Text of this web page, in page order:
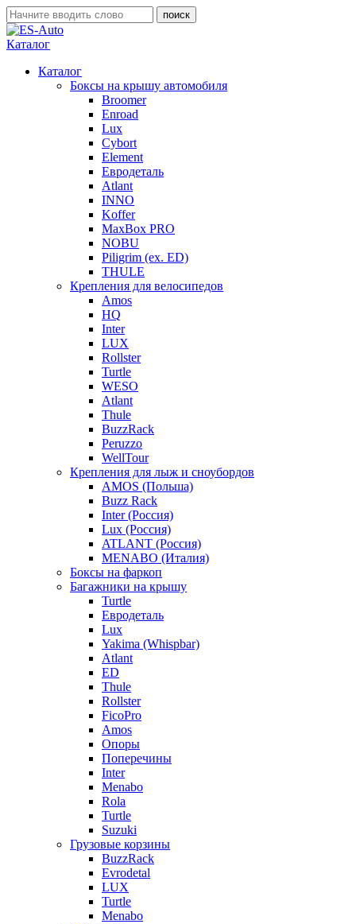
Каталог
Каталог
Боксы на крышу автомобиля
Broomer
Enroad
Lux
Cybort
Element
Евродеталь
Atlant
INNO
Koffer
MaxBox PRO
NOBU
Piligrim (ex. ED)
THULE
Крепления для велосипедов
Amos
HQ
Inter
LUX
Rollster
Turtle
WESO
Atlant
Thule
BuzzRack
Peruzzo
WellTour
Крепления для лыж и сноубордов
AMOS (Польша)
Buzz Rack
Inter (Россия)
Lux (Россия)
ATLANT (Россия)
MENABO (Италия)
Боксы на фаркоп
Багажники на крышу
Turtle
Евродеталь
Lux
Yakima (Whispbar)
Atlant
ED
Thule
Rollster
FicoPro
Amos
Опоры
Поперечины
Inter
Menabo
Rola
Turtle
Suzuki
Грузовые корзины
BuzzRack
Evrodetal
LUX
Turtle
Menabo